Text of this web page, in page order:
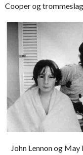
Cooper og
John Lennon og